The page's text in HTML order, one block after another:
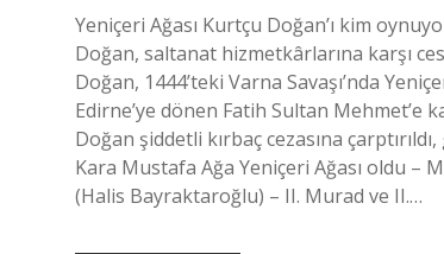
Yeniçeri Ağası Kurtçu Doğan’ı kim
Doğan, saltanat hizmetkârlarına karşı
Doğan, 1444’teki Varna Savaşı’nda
Edirne’ye dönen Fatih Sultan Mehmet’e
Doğan şiddetli kırbaç cezasına
Kara Mustafa Ağa Yeniçeri Ağası oldu –
(Halis Bayraktaroğlu) – II. Murad ve II.…